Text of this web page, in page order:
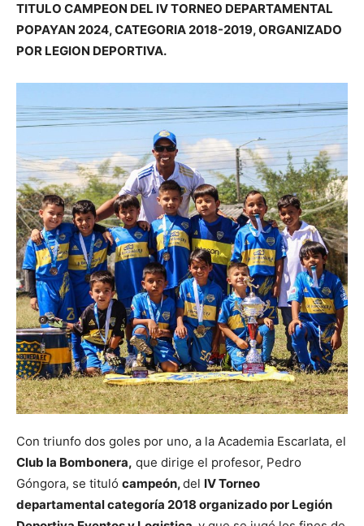
TITULO CAMPEON DEL IV TORNEO DEPARTAMENTAL
POPAYAN 2024, CATEGORIA 2018-2019, ORGANIZADO
POR LEGION DEPORTIVA.
Con triunfo dos goles por uno, a la Academia Escarlata, el
Club la Bombonera, que dirige el profesor, Pedro
Góngora, se tituló campeón,del IV Torneo
departamental categoría 2018 organizado por Legión